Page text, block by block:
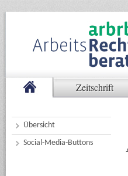
Zeitschrift
Übersicht
Social-Media-Buttons